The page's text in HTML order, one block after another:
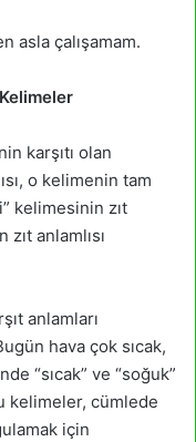
asla çalışamam.
karşıtı olan
o kelimenin tam
kelimesinin zıt
zıt anlamlısı
anlamları
hava çok sıcak,
“sıcak” ve “soğuk”
kelimeler, cümlede
için